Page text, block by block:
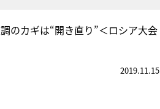
のカギは“開き直り”＜ロシア大会
2019.11.15